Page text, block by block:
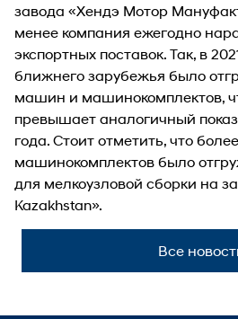
завода «Хендэ Мотор
менее компания ежегодно
экспортных поставок. Так, в
ближнего зарубежья было
машин и машинокомплектов,
превышает аналогичный
года. Стоит отметить, что
машинокомплектов было
для мелкоузловой сборки на
Kazakhstan».
Все